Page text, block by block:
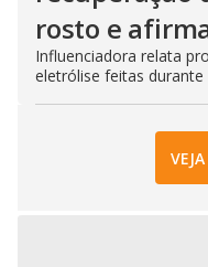
rosto e
Influenciadora relata
eletrólise feitas